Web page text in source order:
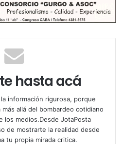
como Subgerente Operativa
llegó a la Legislatura de la
como jefa de asesores,
Directora en el área de
de 2015. Desde el 2020
Congreso de la Nación como
hasta acá
información rigurosa, porque
allá del bombardeo cotidiano
los medios.Desde JotaPosta
de mostrarte la realidad desde
tu propia mirada critica.